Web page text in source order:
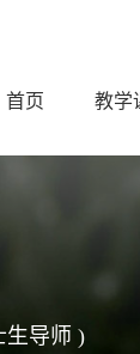
首页 教学
生导师 )